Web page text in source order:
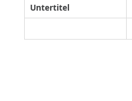
Untertitel